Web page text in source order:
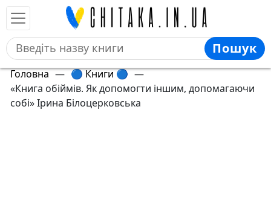
Пошук
Головна — 🔵 Книги 🔵 —
«Книга обіймів. Як допомогти іншим, допомагаючи
собі» Ірина Білоцерковська